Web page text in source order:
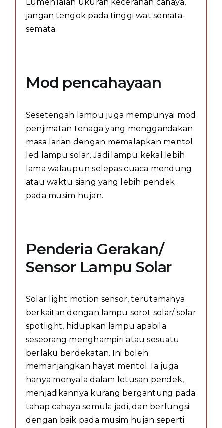
Lumen ialah ukuran kecerahan cahaya,
jangan tengok pada tinggi wat semata-
semata.
Mod pencahayaan
Sesetengah lampu juga mempunyai mod
penjimatan tenaga yang menggandakan
masa larian dengan memalapkan mentol
led lampu solar. Jadi lampu kekal lebih
lama walaupun selepas cuaca mendung
atau waktu siang yang lebih pendek
pada musim hujan.
Penderia Gerakan/
Sensor Lampu Solar
Solar light motion sensor, terutamanya
berkaitan dengan lampu sorot solar/ solar
spotlight, hidupkan lampu apabila
seseorang menghampiri atau sesuatu
berlaku berdekatan. Ini boleh
memanjangkan hayat mentol. Ia juga
hanya menyala dalam letusan pendek,
menjadikannya kurang bergantung pada
tahap cahaya semula jadi, dan berfungsi
dengan baik pada musim hujan seperti